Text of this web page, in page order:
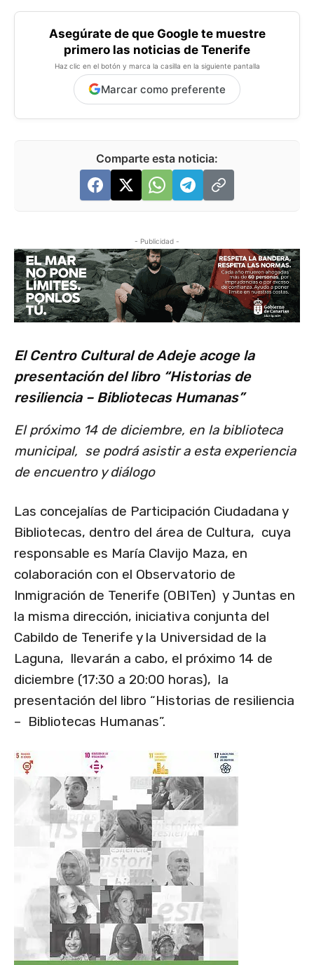
Asegúrate de que Google te muestre
primero las noticias de Tenerife
Haz clic en el botón y marca la casilla en la siguiente pantalla
Marcar como preferente
Comparte esta noticia:
- Publicidad -
El Centro Cultural de Adeje acoge la
presentación del libro “Historias de
resiliencia – Bibliotecas Humanas”
El próximo 14 de diciembre, en la biblioteca
municipal, se podrá asistir a esta experiencia
de encuentro y diálogo
Las concejalías de Participación Ciudadana y
Bibliotecas, dentro del área de Cultura, cuya
responsable es María Clavijo Maza, en
colaboración con el Observatorio de
Inmigración de Tenerife (OBITen) y Juntas en
la misma dirección, iniciativa conjunta del
Cabildo de Tenerife y la Universidad de la
Laguna, llevarán a cabo, el próximo 14 de
diciembre (17:30 a 20:00 horas), la
presentación del libro “Historias de resiliencia
– Bibliotecas Humanas”.